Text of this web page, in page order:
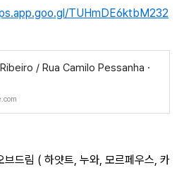
TUHmDE6ktbM232
/ Rua Camilo Pessanha ·
브드림 ( 하얏트, 누와, 모르페우스, 카